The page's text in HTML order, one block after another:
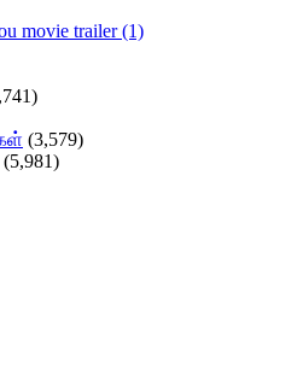
movie trailer(1)
(3,579)
(5,981)